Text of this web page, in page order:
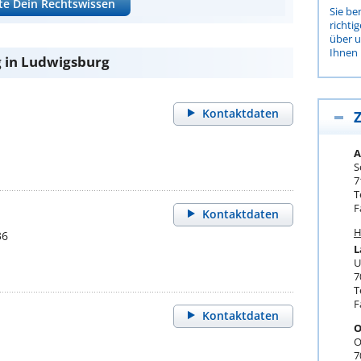
Dein Rechtswissen
Ludwigsburg
Kontaktdaten
Kontaktdaten
Kontaktdaten
Sie
über
Ihnen